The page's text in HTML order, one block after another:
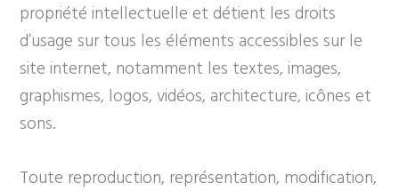
propriété intellectuelle et détient les droits
d’usage sur tous les éléments accessibles sur le
site internet, notamment les textes, images,
graphismes, logos, vidéos, architecture, icônes et
sons.
Toute reproduction, représentation, modification,